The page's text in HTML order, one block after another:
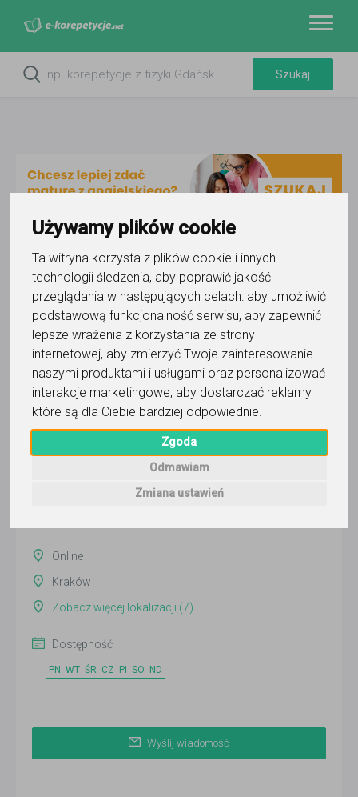
Używamy plików cookie
Ta witryna korzysta z plików cookie i innych
technologii śledzenia, aby poprawić jakość
przeglądania w następujących celach: aby umożliwić
podstawową funkcjonalność serwisu, aby zapewnić
lepsze wrażenia z korzystania ze strony
internetowej, aby zmierzyć Twoje zainteresowanie
naszymi produktami i usługami oraz personalizować
interakcje marketingowe, aby dostarczać reklamy
które są dla Ciebie bardziej odpowiednie.
Zgoda
Odmawiam
Zmiana ustawień
Do ulubionych
Oznacz wystąpienie kontaktu
Mariusz Włoszek TASKFOX
Wyślij wiadomość
Online
Kraków
Zobacz więcej lokalizacji (7)
Dostępność
PN WT ŚR CZ PI SO ND
Wyślij wiadomość